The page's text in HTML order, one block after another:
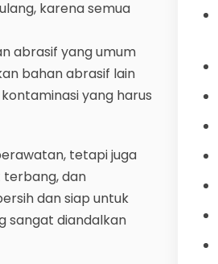
karena semua
abrasif yang umum
bahan abrasif lain
yang harus
tetapi juga
dan
dan siap untuk
sangat diandalkan